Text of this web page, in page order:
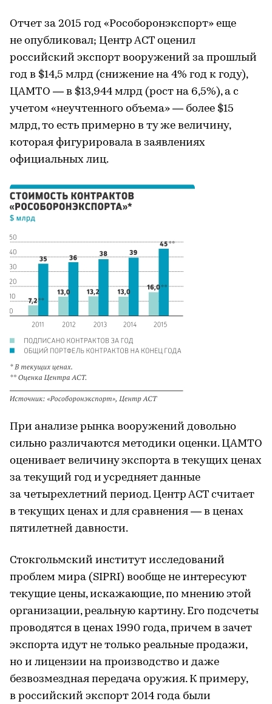
Отчет за 2015 год «Рособоронэкспорт» еще
не опубликовал; Центр АСТ оценил
российский экспорт вооружений за прошлый
год в $14,5 млрд (снижение на 4% год к году),
ЦАМТО — в $13,944 млрд (рост на 6,5%), а с
учетом «неучтенного объема» — более $15
млрд, то есть примерно в ту же величину,
которая фигурировала в заявлениях
официальных лиц.
При анализе рынка вооружений довольно
сильно различаются методики оценки. ЦАМТО
оценивает величину экспорта в текущих ценах
за текущий год и усредняет данные
за четырехлетний период. Центр АСТ считает
в текущих ценах и для сравнения — в ценах
пятилетней давности.
Стокгольмский институт исследований
проблем мира (SIPRI) вообще не интересуют
текущие цены, искажающие, по мнению этой
организации, реальную картину. Его подсчеты
проводятся в ценах 1990 года, причем в зачет
экспорта идут не только реальные продажи,
но и лицензии на производство и даже
безвозмездная передача оружия. К примеру,
в российский экспорт 2014 года были